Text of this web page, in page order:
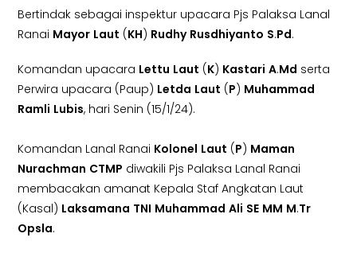
Bertindak sebagai inspektur upacara Pjs Palaksa Lanal
Ranai Mayor Laut (KH) Rudhy Rusdhiyanto S.Pd.
Komandan upacara Lettu Laut (K) Kastari A.Md serta
Perwira upacara (Paup) Letda Laut (P) Muhammad
Ramli Lubis, hari Senin (15/1/24).
Komandan Lanal Ranai Kolonel Laut (P) Maman
Nurachman CTMP diwakili Pjs Palaksa Lanal Ranai
membacakan amanat Kepala Staf Angkatan Laut
(Kasal) Laksamana TNI Muhammad Ali SE MM M.Tr
Opsla.